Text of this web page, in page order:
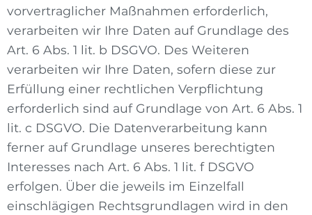
vorvertraglicher Maßnahmen erforderlich,
verarbeiten wir Ihre Daten auf Grundlage des
Art. 6 Abs. 1 lit. b DSGVO. Des Weiteren
verarbeiten wir Ihre Daten, sofern diese zur
Erfüllung einer rechtlichen Verpflichtung
erforderlich sind auf Grundlage von Art. 6 Abs. 1
lit. c DSGVO. Die Datenverarbeitung kann
ferner auf Grundlage unseres berechtigten
Interesses nach Art. 6 Abs. 1 lit. f DSGVO
erfolgen. Über die jeweils im Einzelfall
einschlägigen Rechtsgrundlagen wird in den